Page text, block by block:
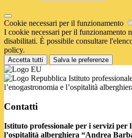
Cookie necessari per il funzionamento
I cookie necessari per il funzionamento
disabilitati. È possibile consultare
policy.
Accetta tutti Salva le preferenze
Istituto
l’enogastronomia e l’ospitalità
Contatti
Istituto professionale per i servizi per
l’ospitalità alberghiera “Andrea